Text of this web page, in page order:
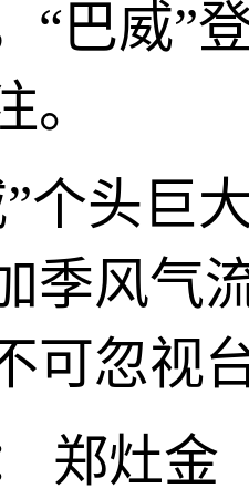
“巴威”
。
个头巨
季风气
可忽视
郑灶金